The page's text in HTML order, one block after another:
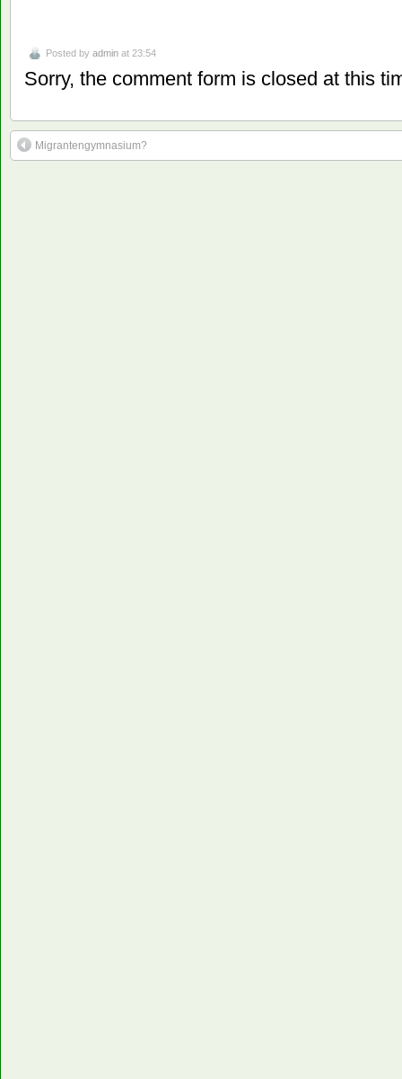
Posted by admin at 23:54
Sorry, the comment form is closed at this
Migrantengymnasium?